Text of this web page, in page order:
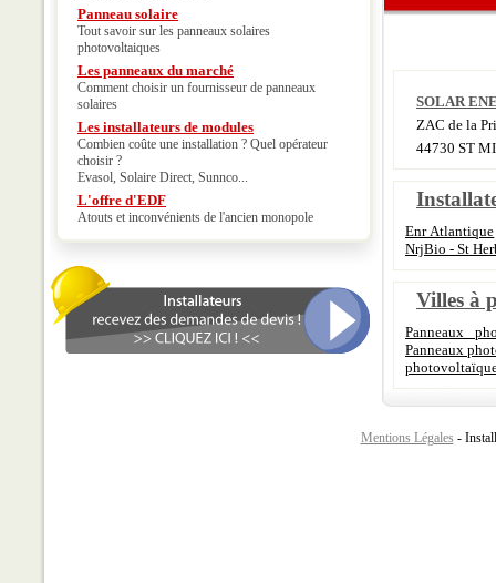
Panneau solaire
Tout savoir sur les panneaux solaires
photovoltaiques
Les panneaux du marché
Comment choisir un fournisseur de panneaux
solaires
Les installateurs de modules
Combien coûte une installation ? Quel opérateur
choisir ?
Evasol, Solaire Direct, Sunnco...
L'offre d'EDF
Atouts et inconvénients de l'ancien monopole
SOLAR
ZAC de la
44730 ST
Enr Atlantique
NrjBio - St
Villes à
Panneaux
Panneaux
Mentions Légales -